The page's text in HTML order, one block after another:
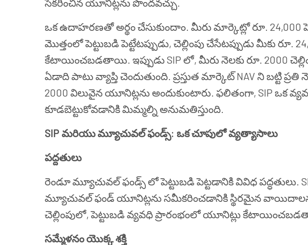
సేకరించిన యూనిట్లను పొందవచ్చు.
ఒక ఉదాహరణతో అర్థం చేసుకుందాం. మీరు మార్కెట్లో రూ. 24,000
మొత్తంలో పెట్టుబడి పెట్టేటప్పుడు, చెల్లింపు చేసేటప్పుడు మీకు రూ.
కేటాయించబడతాయి. ఇప్పుడు SIP లో, మీరు నెలకు రూ. 2000
ఏడాది పాటు వ్యాప్తి చెందుతుంది. ప్రస్తుత మార్కెట్ NAV ని బట్టి
2000 విలువైన యూనిట్లను అందుకుంటారు. ఫలితంగా, SIP ఒక
కూడబెట్టుకోవడానికి మిమ్మల్ని అనుమతిస్తుంది.
SIP మరియు మ్యూచువల్ ఫండ్స్: ఒక చూపులో వ్యత్యాసాలు
పద్దతులు
రెండూ మ్యూచువల్ ఫండ్స్ లో పెట్టుబడి పెట్టడానికి వివిధ పద్ధతులు.
మ్యూచువల్ ఫండ్ యూనిట్లను సమీకరించడానికి స్థిరమైన
చెల్లింపులో, పెట్టుబడి వ్యవధి ప్రారంభంలో యూనిట్లు
సమ్మేళనం యొక్క శక్తి